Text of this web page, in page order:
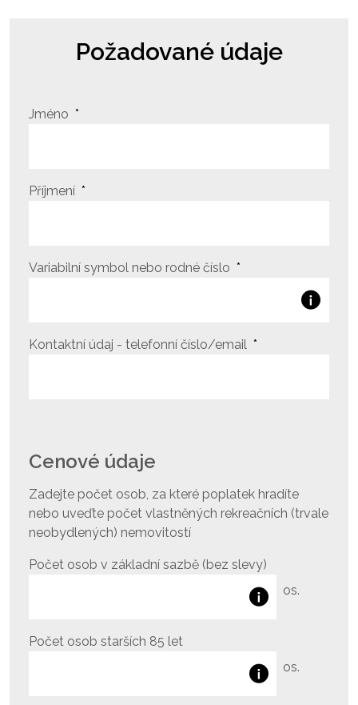
Požadované údaje
Jméno
Příjmení
Variabilní symbol nebo rodné číslo
Kontaktní údaj - telefonní číslo/email
Cenové údaje
Zadejte počet osob, za které poplatek hradíte
nebo uveďte počet vlastněných rekreačních (trvale
neobydlených) nemovitostí
Počet osob v základní sazbě (bez slevy)
os.
Počet osob starších 85 let
os.